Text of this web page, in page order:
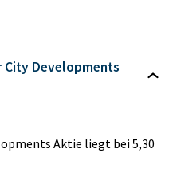
City Developments
Aktie liegt bei 5,30